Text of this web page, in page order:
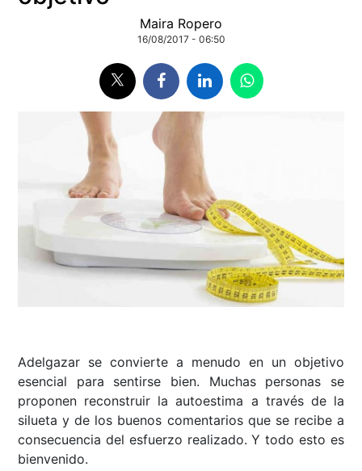
Maira Ropero
16/08/2017 - 06:50
Adelgazar se convierte a menudo en un objetivo
esencial para sentirse bien. Muchas personas se
proponen reconstruir la autoestima a través de la
silueta y de los buenos comentarios que se recibe a
consecuencia del esfuerzo realizado. Y todo esto es
bienvenido.